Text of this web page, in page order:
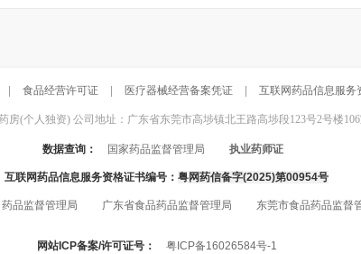
食品经营许可证 医疗器械经营备案凭证 互联网药品信息服务
(个人独资) 公司地址：广东省东莞市高埗镇北王路高埗段123号2号楼106
数据查询： 国家药品监督管理局 执业药师证
互联网药品信息服务资格证书编号： 粤网药信备字(2025)第00954号
药品监督管理局 广东省食品药品监督管理局 东莞市食品药品监督
网站ICP备案/许可证号： 粤ICP备16026584号-1